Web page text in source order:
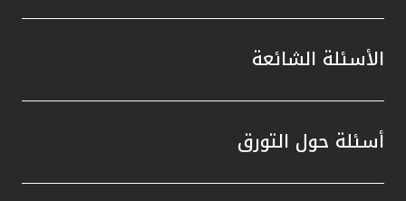
الأسئلة الشائعة
أسئلة حول التورق